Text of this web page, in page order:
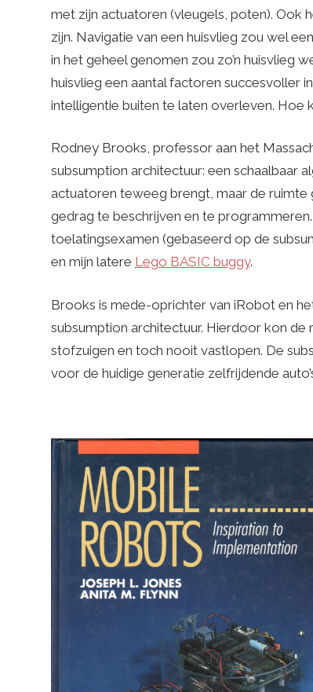
met zijn actuatoren (vleugels, poten). Ook
zijn. Navigatie van een huisvlieg zou wel
in het geheel genomen zou zo’n huisvlieg
huisvlieg een aantal factoren succesvoller
intelligentie buiten te laten overleven. Hoe
Rodney Brooks, professor aan het
subsumption architectuur: een schaalbaar
actuatoren teweeg brengt, maar de
gedrag te beschrijven en te
toelatingsexamen (gebaseerd op de
en mijn latere Lego BASIC buggy.
Brooks is mede-oprichter van iRobot en
subsumption architectuur. Hierdoor kon
stofzuigen en toch nooit vastlopen. De
voor de huidige generatie zelfrijdende